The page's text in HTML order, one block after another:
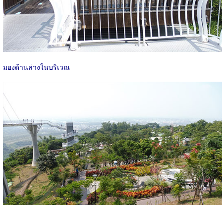
มองด้านล่างในบริเวณ